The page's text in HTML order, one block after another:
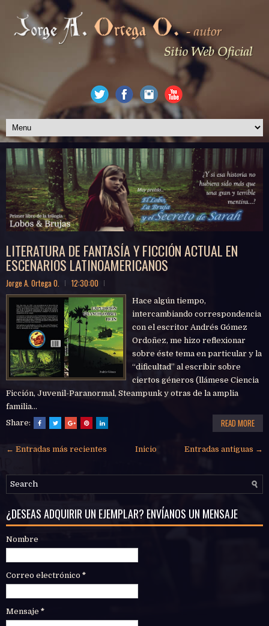
LITERATURA DE FANTASÍA Y FICCIÓN ACTUAL EN
ESCENARIOS LATINOAMERICANOS
Jorge A. Ortega O. 12:30:00
Hace algún tiempo,
intercambiando correspondencia
con el escritor Andrés Gómez
Ordoñez, me hizo reflexionar
sobre éste tema en particular y la
“dificultad” al escribir sobre
ciertos géneros (llámese Ciencia
Ficción, Juvenil-Paranormal, Steampunk y otras de la amplia
familia...
Share:
READ MORE
← Entradas más recientes Entradas antiguas →
Inicio
¿DESEAS ADQUIRIR UN EJEMPLAR? ENVÍANOS UN MENSAJE
Nombre
Correo electrónico *
Mensaje *